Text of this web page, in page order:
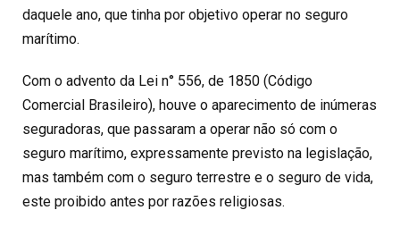
daquele ano, que tinha por objetivo operar no seguro
marítimo.
Com o advento da Lei n° 556, de 1850 (Código
Comercial Brasileiro), houve o aparecimento de inúmeras
seguradoras, que passaram a operar não só com o
seguro marítimo, expressamente previsto na legislação,
mas também com o seguro terrestre e o seguro de vida,
este proibido antes por razões religiosas.